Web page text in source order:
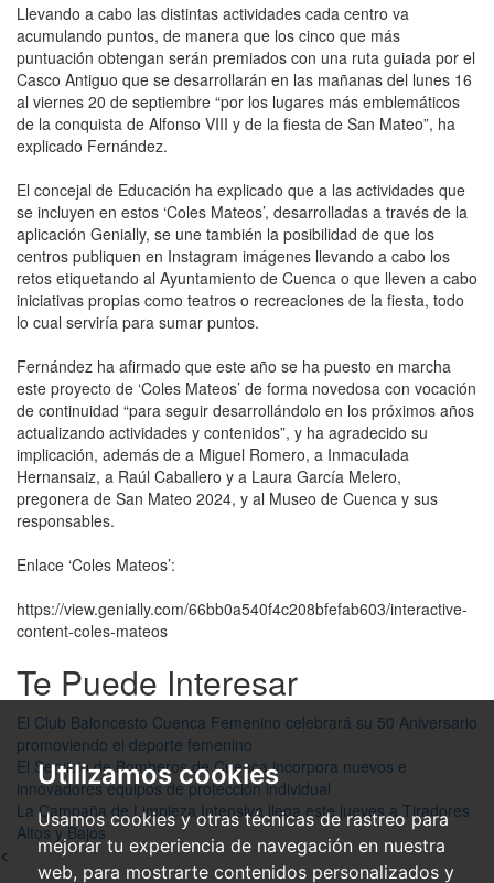
Utilizamos cookies
Usamos cookies y otras técnicas de rastreo para
mejorar tu experiencia de navegación en nuestra
web, para mostrarte contenidos personalizados y
Llevando a cabo las distintas actividades cada centro va
acumulando puntos, de manera que los cinco que más
puntuación obtengan serán premiados con una ruta guiada por el
Casco Antiguo que se desarrollarán en las mañanas del lunes 16
al viernes 20 de septiembre “por los lugares más emblemáticos
de la conquista de Alfonso VIII y de la fiesta de San Mateo”, ha
explicado Fernández.
El concejal de Educación ha explicado que a las actividades que
se incluyen en estos ‘Coles Mateos’, desarrolladas a través de la
aplicación Genially, se une también la posibilidad de que los
centros publiquen en Instagram imágenes llevando a cabo los
retos etiquetando al Ayuntamiento de Cuenca o que lleven a cabo
iniciativas propias como teatros o recreaciones de la fiesta, todo
lo cual serviría para sumar puntos.
Fernández ha afirmado que este año se ha puesto en marcha
este proyecto de ‘Coles Mateos’ de forma novedosa con vocación
de continuidad “para seguir desarrollándolo en los próximos años
actualizando actividades y contenidos”, y ha agradecido su
implicación, además de a Miguel Romero, a Inmaculada
Hernansaiz, a Raúl Caballero y a Laura García Melero,
pregonera de San Mateo 2024, y al Museo de Cuenca y sus
responsables.
Enlace ‘Coles Mateos’:
https://view.genially.com/66bb0a540f4c208bfefab603/interactive-
content-coles-mateos
Te Puede Interesar
El Club Baloncesto Cuenca Femenino celebrará su 50 Aniversario
promoviendo el deporte femenino
El Servicio de Bomberos de Cuenca incorpora nuevos e
innovadores equipos de protección individual
La Campaña de Limpieza Intensiva llega este jueves a Tiradores
Altos y Bajos
<